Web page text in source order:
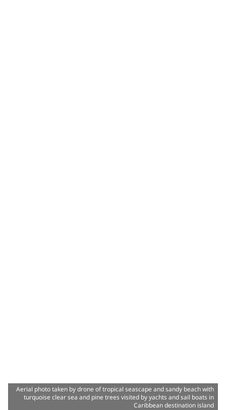
Aerial photo taken by drone of tropical seascape and sandy beach with
turquoise clear sea and pine trees visited by yachts and sail boats in
Caribbean destination island